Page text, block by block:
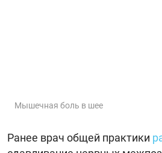
Мышечная боль в шее
Ранее врач общей практики